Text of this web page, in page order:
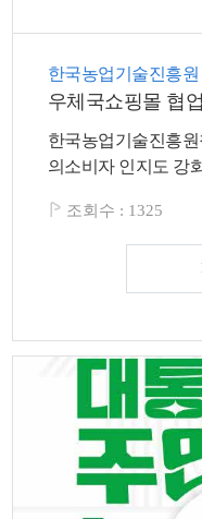
한국농업기술진흥원
우체국쇼핑몰 협
한국농업기술진흥
의소비자 인지도 강
조회수 : 1325